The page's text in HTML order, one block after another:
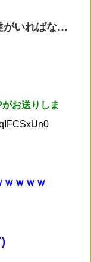
がいればな…
お送りしま
ｗｗｗ